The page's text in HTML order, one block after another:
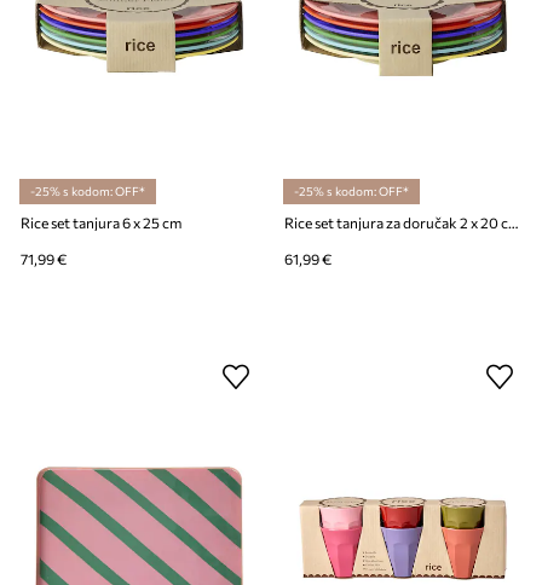
-25% s kodom: OFF*
Rice set tanjura 6 x 25 cm
71,99 €
-25% s kodom: OFF*
61,99 €